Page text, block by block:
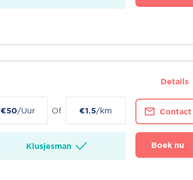
€50/Uur Of €1.5/km
Klusjesman
Contact
Boek nu
Details